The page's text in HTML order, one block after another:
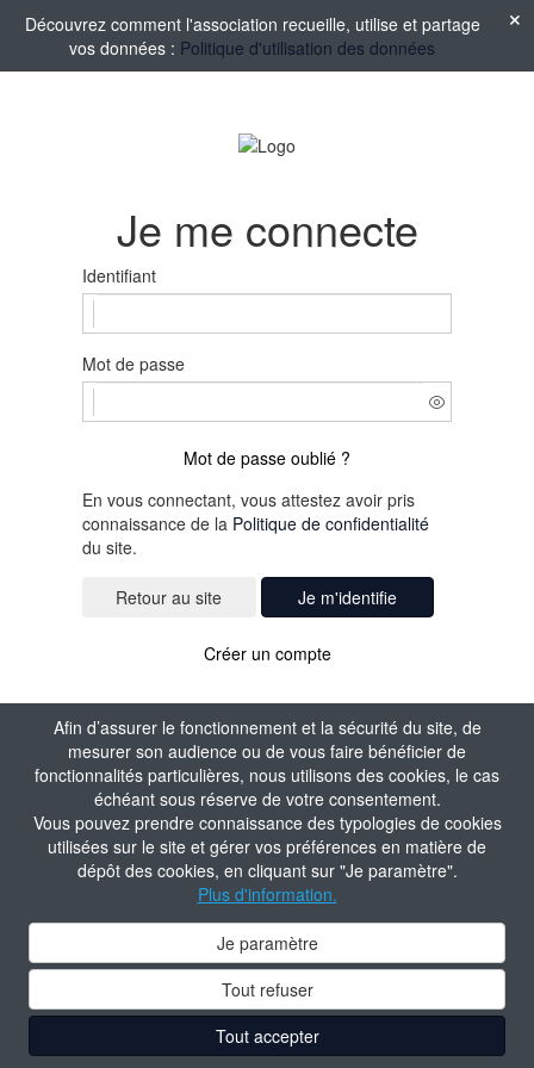
Afin d’assurer le fonctionnement et la sécurité du site, de
mesurer son audience ou de vous faire bénéficier de
fonctionnalités particulières, nous utilisons des cookies, le cas
échéant sous réserve de votre consentement.
Vous pouvez prendre connaissance des typologies de cookies
utilisées sur le site et gérer vos préférences en matière de
dépôt des cookies, en cliquant sur "Je paramètre".
Plus d'information.
Je paramètre
Tout refuser
Tout accepter
Découvrez comment l'association recueille, utilise et partage
vos données : Politique d'utilisation des données
Je me connecte
Identifiant
Mot de passe
Mot de passe oublié ?
En vous connectant, vous attestez avoir pris
connaissance de la Politique de confidentialité
du site.
Je m'identifie
Créer un compte